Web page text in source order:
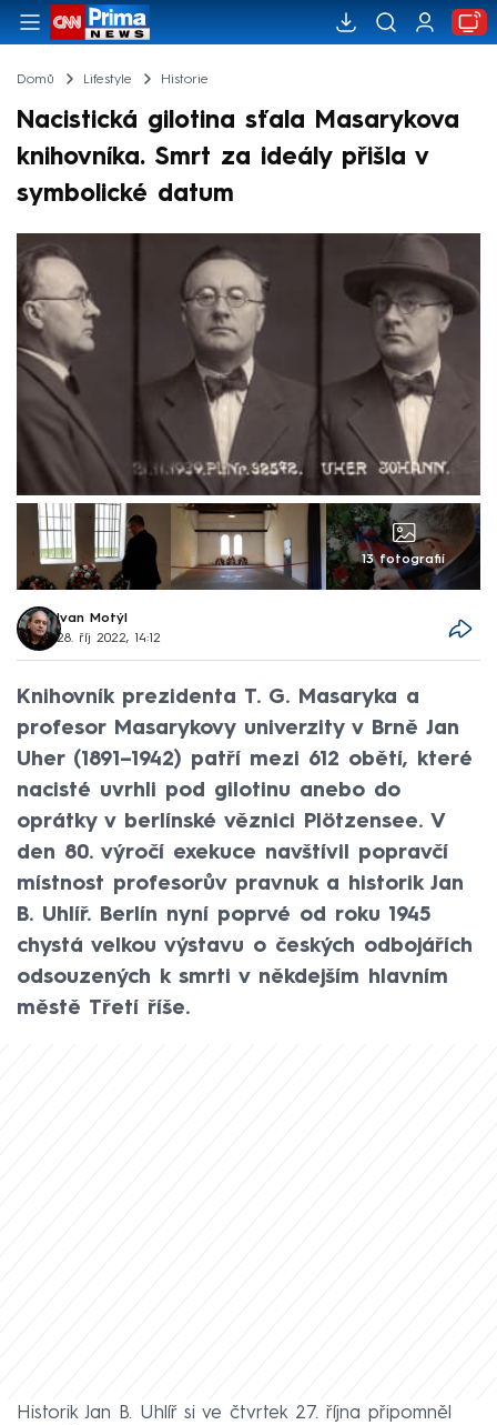
Domů Lifestyle Historie
Nacistická gilotina sťala Masarykova
knihovníka. Smrt za ideály přišla v
symbolické datum
13 fotografií
Ivan Motýl
28. říj 2022, 14:12
Knihovník prezidenta T. G. Masaryka a
profesor Masarykovy univerzity v Brně Jan
Uher (1891–⁠1942) patří mezi 612 obětí, které
nacisté uvrhli pod gilotinu anebo do
oprátky v berlínské věznici Plötzensee. V
den 80. výročí exekuce navštívil popravčí
místnost profesorův pravnuk a historik Jan
B. Uhlíř. Berlín nyní poprvé od roku 1945
chystá velkou výstavu o českých odbojářích
odsouzených k smrti v někdejším hlavním
městě Třetí říše.
Historik Jan B. Uhlíř si ve čtvrtek 27. října připomněl